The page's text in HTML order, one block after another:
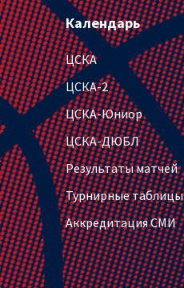
Календарь
ЦСКА
ЦСКА-2
ЦСКА-Юниор
ЦСКА-ДЮБЛ
Результаты матчей
Турнирные таблицы
Аккредитация СМИ